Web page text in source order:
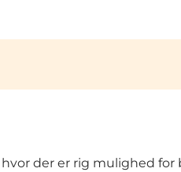
der er rig mulighed